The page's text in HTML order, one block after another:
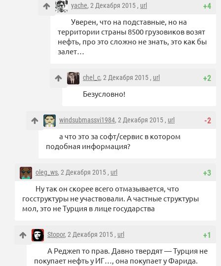
+4
yache, 2 Декабря 2015 , url
Уверен, что на подставные, но на
территории страны 8500 грузовиков возят
нефть, про это сложно не знать, это как бы
залет…
+2
chel_c, 2 Декабря 2015 , url
Безусловно!
-2
windsubmassvi1984, 2 Декабря 2015 , url
а что это за софт/сервис в котором
подобная информация?
+3
oleg_ws, 2 Декабря 2015 , url
Ну так он скорее всего отмазывается, что
госструктуры не участвовали. А частные структуры
мол, это не Турция в лице государства
+1
Stopor, 2 Декабря 2015 , url
А Реджеп то прав. Давно твердят — Турция не
покупает нефть у ИГ…, она покупает у Фарида.